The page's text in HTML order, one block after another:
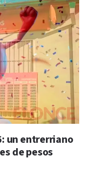
un entrerriano
de pesos